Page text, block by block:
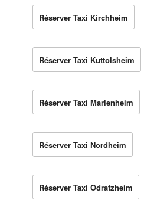
Réserver Taxi Kirchheim
Réserver Taxi Kuttolsheim
Réserver Taxi Marlenheim
Réserver Taxi Nordheim
Réserver Taxi Odratzheim